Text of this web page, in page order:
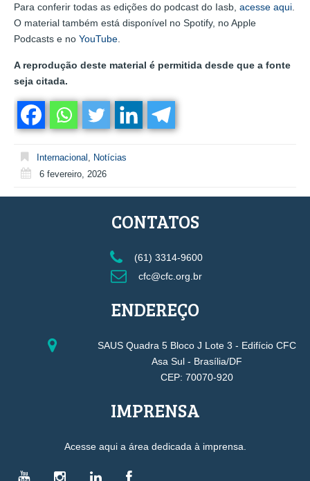
Para conferir todas as edições do podcast do Iasb, acesse aqui
O material também está disponível no Spotify, no Apple
Podcasts e no YouTube
A reprodução deste material é permitida desde que a fonte
seja citada.
Internacional
Notícias
6 fevereiro, 2026
CONTATOS
(61) 3314-9600
cfc@cfc.org.br
ENDEREÇO
SAUS Quadra 5 Bloco J Lote 3 - Edifício CFC
Asa Sul - Brasília/DF
CEP: 70070-920
IMPRENSA
Acesse aqui a área dedicada à imprensa.